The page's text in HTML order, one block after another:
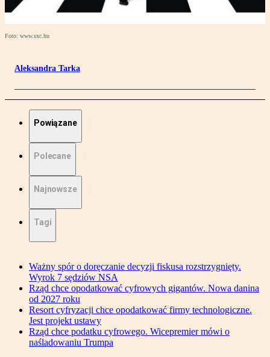
Foto: www.sxc.hu
Aleksandra Tarka
Powiązane
Polecane
Najnowsze
Tagi
Ważny spór o doręczanie decyzji fiskusa rozstrzygnięty.
Wyrok 7 sędziów NSA
Rząd chce opodatkować cyfrowych gigantów. Nowa danina
od 2027 roku
Resort cyfryzacji chce opodatkować firmy technologiczne.
Jest projekt ustawy
Rząd chce podatku cyfrowego. Wicepremier mówi o
naśladowaniu Trumpa